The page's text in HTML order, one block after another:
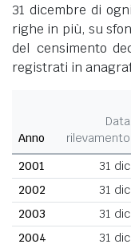
31 dicembre di
righe in più, su
del censimento
registrati in
Anno
Data
rilevamento
2001
31 dic
2002
31 dic
2003
31 dic
2004
31 dic